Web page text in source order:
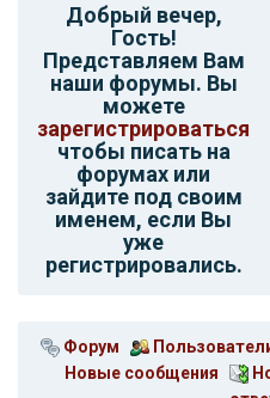
Добрый вечер,
Гость!
Представляем Вам
наши форумы. Вы
можете
зарегистрироваться
чтобы писать на
форумах или
зайдите под своим
именем, если Вы
уже
регистрировались.
Форум
Новые сообщения